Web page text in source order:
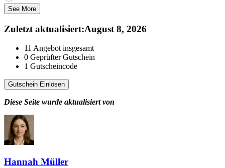
See More
Zuletzt aktualisiert:August 8, 2026
11 Angebot insgesamt
0 Geprüfter Gutschein
1 Gutscheincode
Gutschein Einlösen
Diese Seite wurde aktualisiert von
Hannah Müller